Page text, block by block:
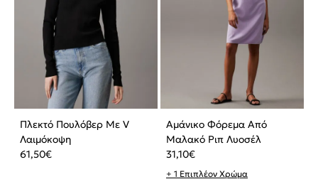
Πλεκτό Πουλόβερ Με V
Λαιμόκοψη
61,50€
Αμάνικο Φόρεμα Από
Μαλακό Ριπ Λυοσέλ
31,10€
+ 1 Επιπλέον Χρώμα